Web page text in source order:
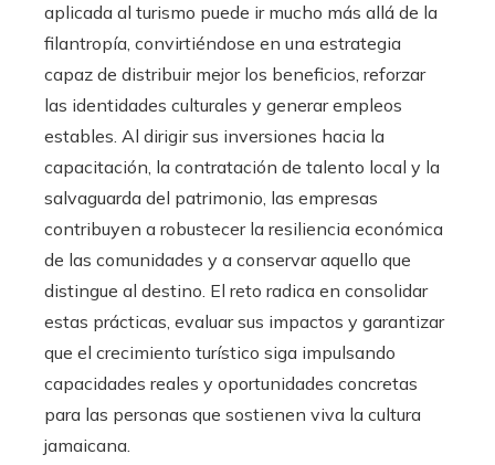
aplicada al turismo puede ir mucho más allá de la
filantropía, convirtiéndose en una estrategia
capaz de distribuir mejor los beneficios, reforzar
las identidades culturales y generar empleos
estables. Al dirigir sus inversiones hacia la
capacitación, la contratación de talento local y la
salvaguarda del patrimonio, las empresas
contribuyen a robustecer la resiliencia económica
de las comunidades y a conservar aquello que
distingue al destino. El reto radica en consolidar
estas prácticas, evaluar sus impactos y garantizar
que el crecimiento turístico siga impulsando
capacidades reales y oportunidades concretas
para las personas que sostienen viva la cultura
jamaicana.